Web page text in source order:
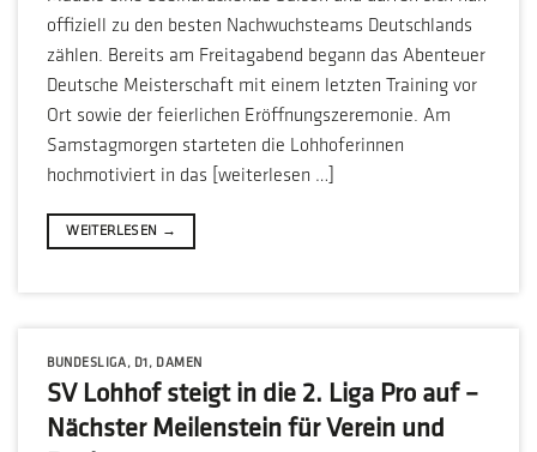
offiziell zu den besten Nachwuchsteams Deutschlands
zählen. Bereits am Freitagabend begann das Abenteuer
Deutsche Meisterschaft mit einem letzten Training vor
Ort sowie der feierlichen Eröffnungszeremonie. Am
Samstagmorgen starteten die Lohhoferinnen
hochmotiviert in das [weiterlesen …]
WEITERLESEN →
BUNDESLIGA, D1 , DAMEN
SV Lohhof steigt in die 2. Liga Pro auf –
Nächster Meilenstein für Verein und